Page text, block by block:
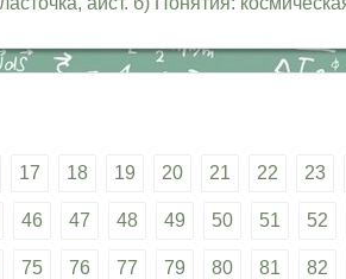
17 18 19 20 21 22 23
46 47 48 49 50 51 52
75 76 77 79 80 81 82